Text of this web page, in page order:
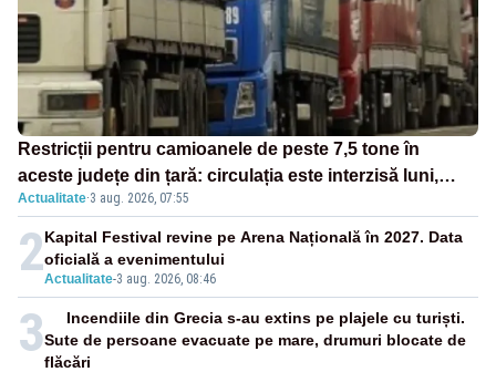
Restricții pentru camioanele de peste 7,5 tone în
aceste județe din țară: circulația este interzisă luni,
între orele 12:00 și 20:00
Actualitate·3 aug. 2026, 07:55
2Actualitate-3 aug. 2026, 08:46
Kapital Festival revine pe Arena Națională în 2027. Data
oficială a evenimentului
3
Incendiile din Grecia s-au extins pe plajele cu turiști.
Sute de persoane evacuate pe mare, drumuri blocate de
flăcări